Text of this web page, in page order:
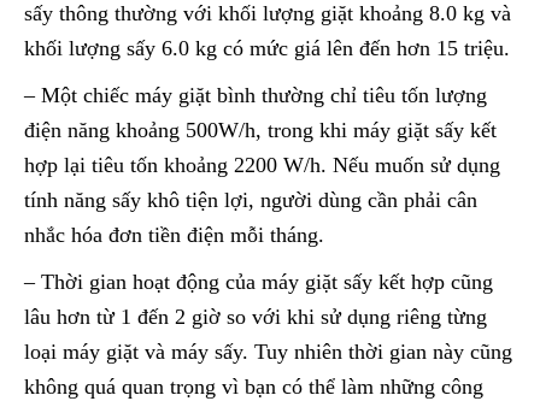
sấy thông thường với khối lượng giặt khoảng 8.0 kg và
khối lượng sấy 6.0 kg có mức giá lên đến hơn 15 triệu.
– Một chiếc máy giặt bình thường chỉ tiêu tốn lượng
điện năng khoảng 500W/h, trong khi máy giặt sấy kết
hợp lại tiêu tốn khoảng 2200 W/h. Nếu muốn sử dụng
tính năng sấy khô tiện lợi, người dùng cần phải cân
nhắc hóa đơn tiền điện mỗi tháng.
– Thời gian hoạt động của máy giặt sấy kết hợp cũng
lâu hơn từ 1 đến 2 giờ so với khi sử dụng riêng từng
loại máy giặt và máy sấy. Tuy nhiên thời gian này cũng
không quá quan trọng vì bạn có thể làm những công